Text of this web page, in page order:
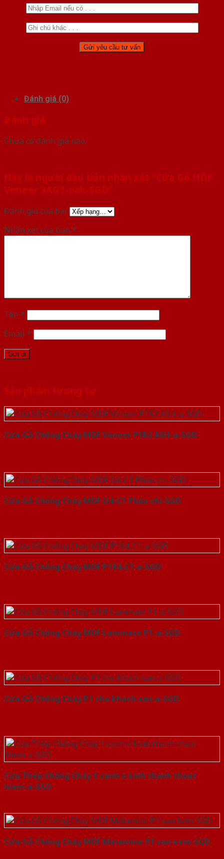
Đánh giá (0)
Đánh giá
Chưa có đánh giá nào.
Hãy là người đầu tiên nhận xét “Cửa Gỗ HDF
Veneer 3AG1-oak-SGD”
Đánh giá của bạn
Nhận xét của bạn *
Tên *
Email *
Sản phẩm tương tự
Cửa Gỗ Chống Cháy MDF Veneer P1R2 ASH-a-SGD
Cửa Gỗ Chống Cháy MDF O4-C1 Phào chi-SGD
Cửa Gỗ Chống Cháy MDF P1R4-C1-a-SGD
Cửa Gỗ Chống Cháy MDF Laminate P1-a-SGD
Cửa Gỗ Chống Cháy P1 cho khach san-a-SGD
Cửa Thép Chống Cháy 1 canh o kinh thanh thoat
hiem-a-SGD
Cửa Gỗ Chống Cháy MDF Melamine P1 van kem-SGD